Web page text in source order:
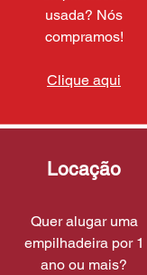
usada? Nós
compramos!
Clique aqui
Locação
Quer alugar uma
empilhadeira por 1
ano ou mais?